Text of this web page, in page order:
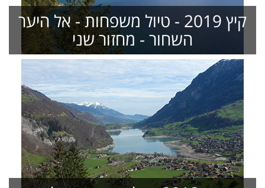
קיץ 2019 - טיול משפחות - אל היער
השחור - מחזור שני